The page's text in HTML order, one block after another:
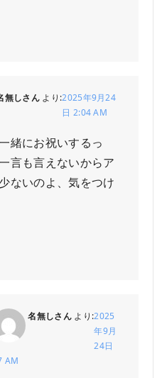
無しさん より:2025年9月24
日 2:04 AM
緒にお祝いするっ
言も言えないからア
ないのよ、気をつけ
名無しさん より:2025
年9月
24日
AM